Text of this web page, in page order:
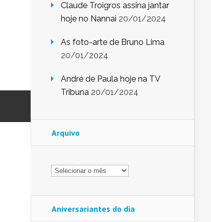
Claude Troigros assina jantar
hoje no Nannai 20/01/2024
As foto-arte de Bruno Lima
20/01/2024
André de Paula hoje na TV
Tribuna 20/01/2024
Arquivo
Arquivo
Aniversariantes do dia